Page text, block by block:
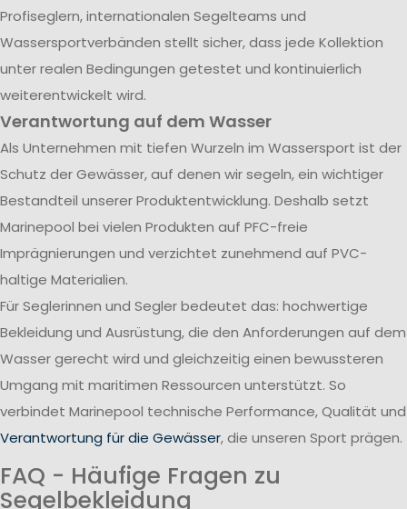
Profiseglern, internationalen Segelteams und
Wassersportverbänden stellt sicher, dass jede Kollektion
unter realen Bedingungen getestet und kontinuierlich
weiterentwickelt wird.
Verantwortung auf dem Wasser
Als Unternehmen mit tiefen Wurzeln im Wassersport ist der
Schutz der Gewässer, auf denen wir segeln, ein wichtiger
Bestandteil unserer Produktentwicklung. Deshalb setzt
Marinepool bei vielen Produkten auf PFC-freie
Imprägnierungen und verzichtet zunehmend auf PVC-
haltige Materialien.
Für Seglerinnen und Segler bedeutet das: hochwertige
Bekleidung und Ausrüstung, die den Anforderungen auf dem
Wasser gerecht wird und gleichzeitig einen bewussteren
Umgang mit maritimen Ressourcen unterstützt. So
verbindet Marinepool technische Performance, Qualität und
Verantwortung für die Gewässer, die unseren Sport prägen.
FAQ - Häufige Fragen zu
Segelbekleidung